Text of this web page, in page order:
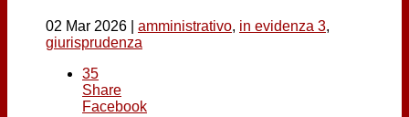
02 Mar 2026 amministrativo, in evidenza 3,
giurisprudenza
35
Share
Facebook